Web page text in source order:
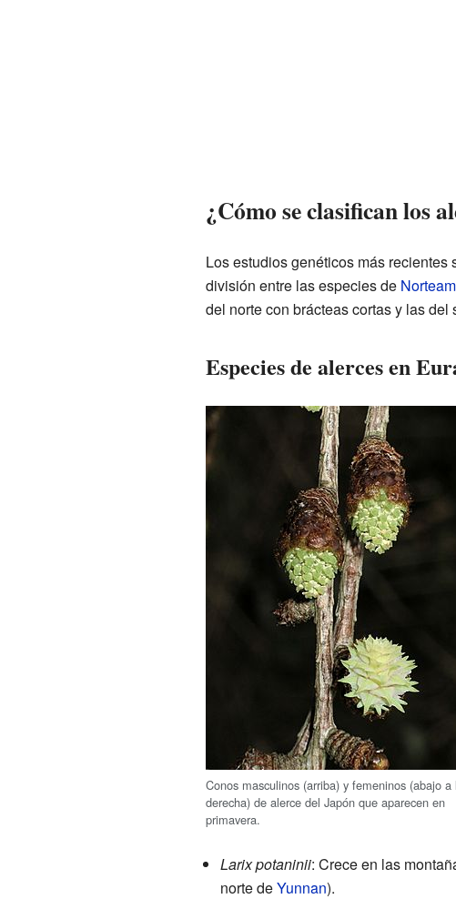
¿Cómo se clasifican los
Los estudios genéticos más
división entre las especies de
del norte con brácteas cortas y las del
Especies de alerces en
Conos masculinos (arriba) y femeninos (abajo a
derecha) de alerce del Japón que aparecen en
primavera.
Larix potaninii: Crece en las
norte deYunnan).